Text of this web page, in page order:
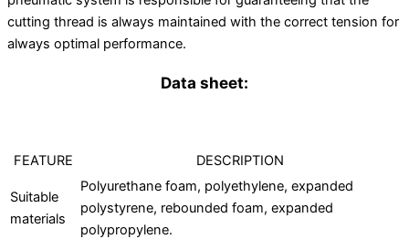
cutting thread is always maintained with the correct tension for
always optimal performance.
Data sheet:
FEATURE DESCRIPTION
Suitable
materials
Polyurethane foam, polyethylene, expanded
polystyrene, rebounded foam, expanded
polypropylene.